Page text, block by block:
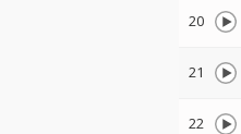
20
21
22